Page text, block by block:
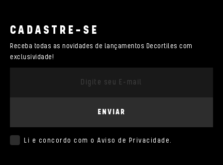
CADASTRE-SE
Receba todas as novidades de lançamentos Decortiles com
exclusividade!
ENVIAR
Li e concordo com o Aviso de Privacidade.